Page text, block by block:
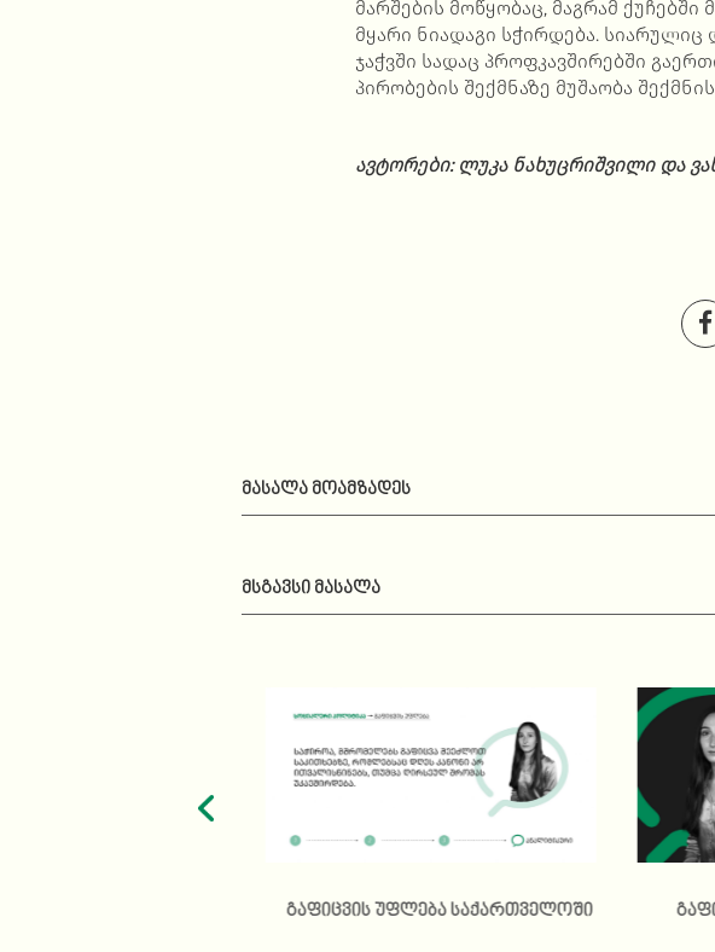
მარშების მოწყობაც, მაგრამ
მყარი ნიადაგი სჭირდება.
ჯაჭვში სადაც პროფკავშირებში
პირობების შექმნაზე მუშაობა
ავტორები: ლუკა ნახუცრიშვილი და
ᲛᲐᲡᲐᲚᲐ ᲛᲝᲐᲛᲖᲐᲓᲔᲡ
ᲛᲡᲒᲐᲕᲡᲘ ᲛᲐᲡᲐᲚᲐ
გაფიცვის უფლება საქართველოში